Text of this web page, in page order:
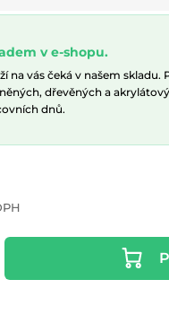
v e-shopu.
na vás čeká v našem
dřevěných a
dnů.